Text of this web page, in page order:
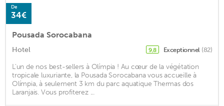
De
34€
Pousada Sorocabana
Hotel 9,8 Exceptionnel (82)
L'un de nos best-sellers à Olímpia ! Au cœur de la végétation
tropicale luxuriante, la Pousada Sorocabana vous accueille à
Olímpia, à seulement 3 km du parc aquatique Thermas dos
Laranjais. Vous profiterez ...